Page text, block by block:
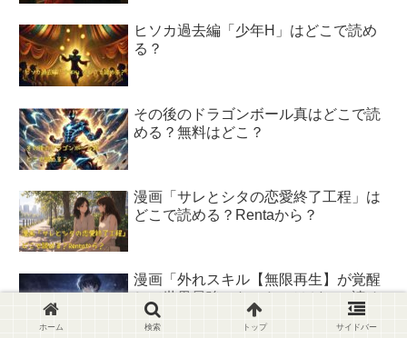
ヒソカ過去編「少年H」はどこで読め
る？
その後のドラゴンボール真はどこで読
める？無料はどこ？
漫画「サレとシタの恋愛終了工程」は
どこで読める？Rentaから？
漫画「外れスキル【無限再生】が覚醒
して世界最強になった」はどこで読め
る？
ホーム 検索 トップ サイドバー